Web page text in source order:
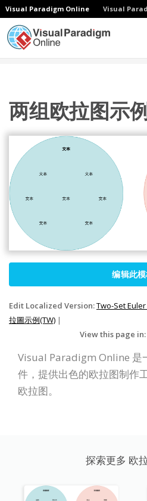
Visual Paradigm Online Visual
两组欧拉图示
编辑此
Edit Localized Version:Two-Set
拉圖示例(TW) |
View this page in:
Visual Paradigm Online 是
件，提供出色的欧拉图制作
欧拉图。
探索更多 欧